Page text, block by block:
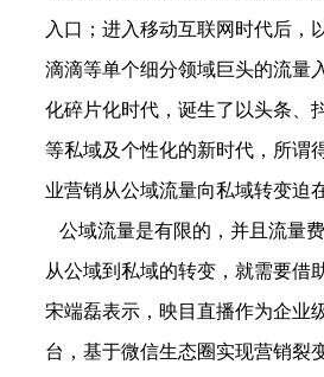
入口；进入移动互联网时代后，
滴滴等单个细分领域巨头的流量
化碎片化时代，诞生了以头条、
等私域及个性化的新时代，所谓
业营销从公域流量向私域转变迫
公域流量是有限的，并且流量
从公域到私域的转变，就需要借
宋端磊表示，映目直播作为企业
台，基于微信生态圈实现营销裂